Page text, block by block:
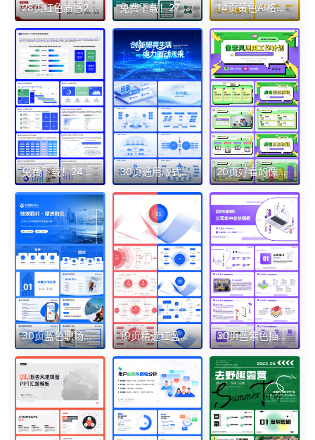
28页红色质感2026年简约风年终总结暨新年计划ppt模板年终总结工作总结 免费下载！27页电网电力行业汇报ppt 14页黄色AI格式2026年终述职报告工作总结未来展望个人分析
免费下载！24页蓝绿活力数据分析报告PPT模板Keypoint大师ppt设计 30页通用版式逻辑架构房子图目录页电网蓝色渐变科技感PPT 20页好看的像素风多色孟菲斯通用工作计划创新PPT模板
30页蓝色职场通用目录结构架构页等PPT模版 19页精选红蓝版营销策划逻辑图组织框架架构图ppt需平滑切换 30页蓝紫色插画风公司年中总结汇报团队介绍ppt模板